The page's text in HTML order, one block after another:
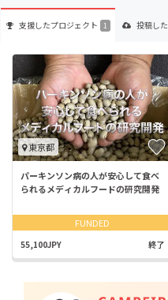
支援したプロジェクト 1 投稿した
東京都
パーキンソン病の人が安心して食べ
られるメディカルフードの研究開発
FUNDED
55,100JPY 終了